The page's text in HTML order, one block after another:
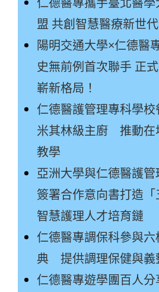
盟 共創智慧醫療新世代
陽明交通大學×仁德醫
史無前例首次聯手 正
嶄新格局！
仁德醫護管理專科學
米其林級主廚 推動在
教學
亞洲大學與仁德醫護
簽署合作意向書打造
智慧護理人才培育鏈
仁德醫專調保科參與
典 提供調理保健與義
仁德醫專遊學團百人